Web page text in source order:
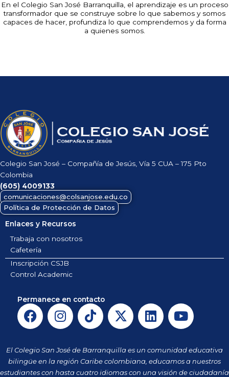
En el Colegio San José Barranquilla, el aprendizaje es un proceso
transformador que se construye sobre lo que sabemos y somos
capaces de hacer, profundiza lo que comprendemos y da forma
a quienes somos.
Colegio San José – Compañía de Jesús, Vía 5 CUA – 175 Pto
Colombia
(605) 4009133
comunicaciones@colsanjose.edu.co
Política de Protección de Datos
Enlaces y Recursos
Trabaja con nosotros
Cafetería
Inscripción CSJB
Control Academic
Permanece en contacto
F
a
e
b
o
I
n
t
a
g
T
i
t
o
k
X
-
w
i
t
L
i
k
e
d
Y
o
t
u
b
El Colegio San José de Barranquilla es un comunidad educativa
bilingüe en la región Caribe colombiana, educamos a nuestros
estudiantes con hasta cuatro idiomas con una visión de ciudadanía